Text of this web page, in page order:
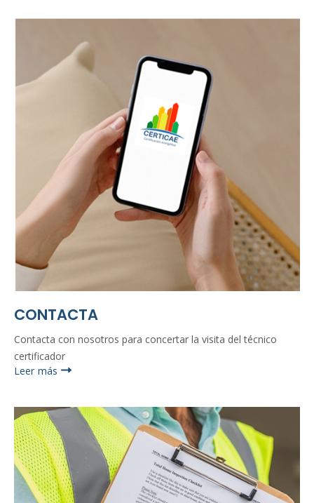
CONTACTA
Contacta con nosotros para concertar la visita del técnico
certificador
Leer más